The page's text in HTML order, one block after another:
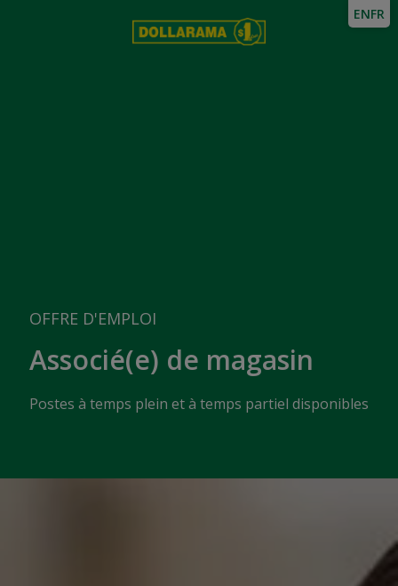
OFFRE D'EMPLOI
Associé(e) de magasin
Postes à temps plein et à temps partiel disponibles
ENFR